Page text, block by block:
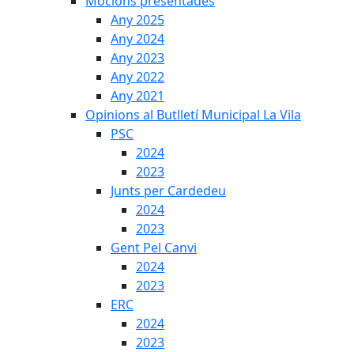
Any 2025
Any 2024
Any 2023
Any 2022
Any 2021
Opinions al Butlletí Municipal La Vila
PSC
2024
2023
Junts per Cardedeu
2024
2023
Gent Pel Canvi
2024
2023
ERC
2024
2023